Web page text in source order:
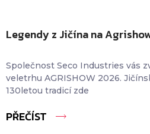
Legendy z Jičína na
Společnost Seco Industries vás
veletrhu AGRISHOW 2026.
130letou tradicí zde
PŘEČÍST